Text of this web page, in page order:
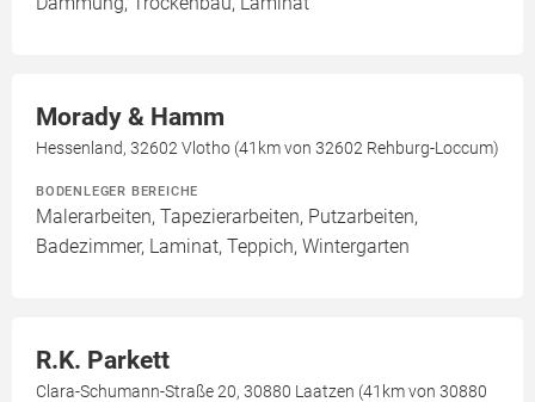
Morady & Hamm
Hessenland, 32602 Vlotho (41km von 32602 Rehburg-Loccum)
BODENLEGER BEREICHE
Malerarbeiten, Tapezierarbeiten, Putzarbeiten,
Badezimmer, Laminat, Teppich, Wintergarten
R.K. Parkett
Clara-Schumann-Straße 20, 30880 Laatzen (41km von 30880